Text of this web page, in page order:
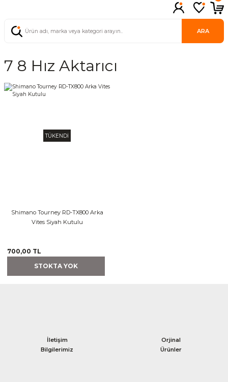
ARA
7 8 Hız Aktarıcı
TÜKENDİ
Shimano Tourney RD-TX800 Arka
Vites Siyah Kutulu
700,00 TL
STOKTA YOK
İletişim
Bilgilerimiz
Orjinal
Ürünler